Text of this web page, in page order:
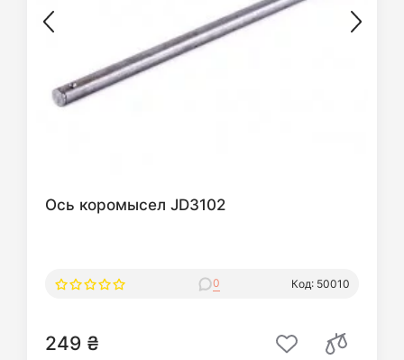
Ось коромысел JD3102
0 Код: 50010
249 ₴